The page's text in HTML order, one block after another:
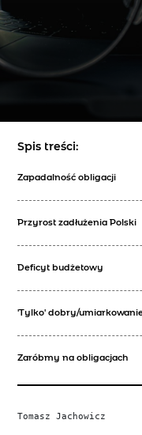
Tomasz Jachowicz
Spis treści:
Zapadalność obligacji
Przyrost zadłużenia Polski
Deficyt budżetowy
'Tylko' dobry/
Zaróbmy na obligacjach